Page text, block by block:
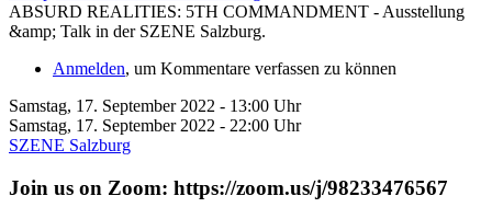
ABSURD REALITIES: 5TH COMMANDMENT - Ausstellung
&amp; Talk in der SZENE Salzburg.
Anmelden, um Kommentare verfassen zu können
Samstag, 17. September 2022 - 13:00 Uhr
Samstag, 17. September 2022 - 22:00 Uhr
SZENE Salzburg
Join us on Zoom: https://zoom.us/j/98233476567